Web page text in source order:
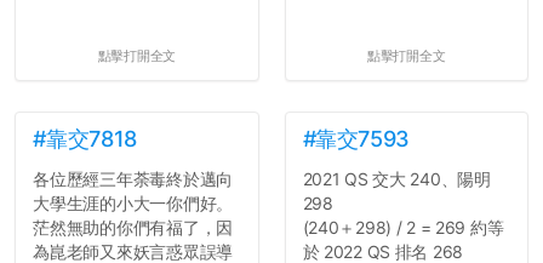
點擊打開全文 點擊打開全文
#靠交7818
各位歷經三年荼毒終於邁向
大學生涯的小大一你們好。
茫然無助的你們有福了，因
為崑老師又來妖言惑眾誤導
#靠交7593
2021 QS 交大 240、陽明
298
(240＋298) / 2 = 269 約等
於 2022 QS 排名 268